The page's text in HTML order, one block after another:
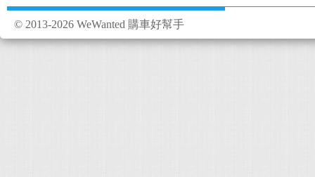
© 2013-2026 WeWanted 購車好幫手